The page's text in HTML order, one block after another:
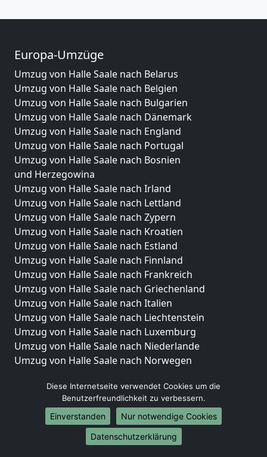
Europa-Umzüge
Umzug von Halle Saale nach Belarus
Umzug von Halle Saale nach Belgien
Umzug von Halle Saale nach Bulgarien
Umzug von Halle Saale nach Dänemark
Umzug von Halle Saale nach England
Umzug von Halle Saale nach Portugal
Umzug von Halle Saale nach Bosnien
und Herzegowina
Umzug von Halle Saale nach Irland
Umzug von Halle Saale nach Lettland
Umzug von Halle Saale nach Zypern
Umzug von Halle Saale nach Kroatien
Umzug von Halle Saale nach Estland
Umzug von Halle Saale nach Finnland
Umzug von Halle Saale nach Frankreich
Umzug von Halle Saale nach Griechenland
Umzug von Halle Saale nach Italien
Umzug von Halle Saale nach Liechtenstein
Umzug von Halle Saale nach Luxemburg
Umzug von Halle Saale nach Niederlande
Umzug von Halle Saale nach Norwegen
Umzüge-Deutschlandweit
Umzug von Halle Saale nach Berlin
Umzug von Halle Saale nach Hamburg
Umzug von Halle Saale nach München
Umzug von Halle Saale nach Köln
Diese Internetseite verwendet Cookies um die
Benutzerfreundlichkeit zu verbessern.
Einverstanden
Nur notwendige Cookies
Datenschutzerklärung